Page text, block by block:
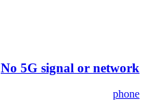
No 5G signal or network
phone